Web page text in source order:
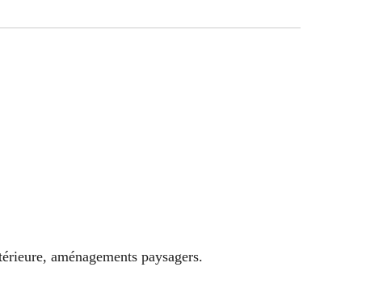
aménagements paysagers.